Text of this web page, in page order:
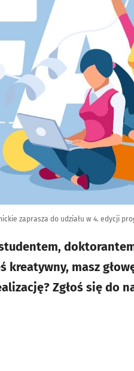
zaprasza do udziału w 4. edycji
masz
Zgłoś się do